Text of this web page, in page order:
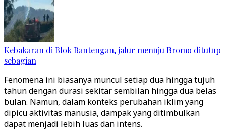
Kebakaran di Blok Bantengan, jalur menuju Bromo ditutup
sebagian
Fenomena ini biasanya muncul setiap dua hingga tujuh
tahun dengan durasi sekitar sembilan hingga dua belas
bulan. Namun, dalam konteks perubahan iklim yang
dipicu aktivitas manusia, dampak yang ditimbulkan
dapat menjadi lebih luas dan intens.